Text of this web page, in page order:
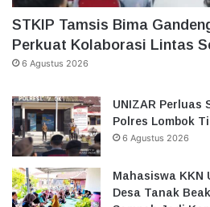
STKIP Tamsis Bima
Perkuat Kolaborasi Lintas
6 Agustus 2026
UNIZAR Perluas
Polres Lombok
6 Agustus 2026
Mahasiswa KKN
Desa Tanak